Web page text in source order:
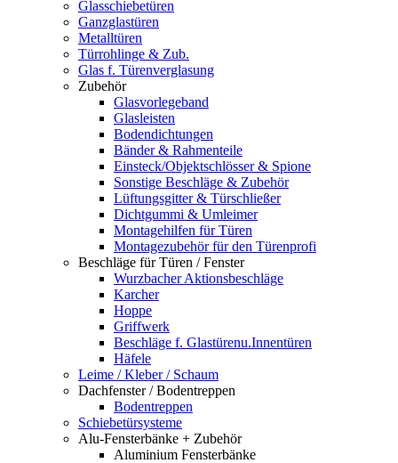
Glasschiebetüren
Ganzglastüren
Metalltüren
Türrohlinge & Zub.
Glas f. Türenverglasung
Zubehör
Glasvorlegeband
Glasleisten
Bodendichtungen
Bänder & Rahmenteile
Einsteck/Objektschlösser & Spione
Sonstige Beschläge & Zubehör
Lüftungsgitter & Türschließer
Dichtgummi & Umleimer
Montagehilfen für Türen
Montagezubehör für den Türenprofi
Beschläge für Türen / Fenster
Wurzbacher Aktionsbeschläge
Karcher
Hoppe
Griffwerk
Beschläge f. Glastürenu.Innentüren
Häfele
Leime / Kleber / Schaum
Dachfenster / Bodentreppen
Bodentreppen
Schiebetürsysteme
Alu-Fensterbänke + Zubehör
Aluminium Fensterbänke